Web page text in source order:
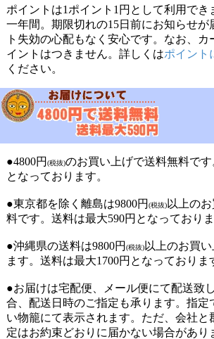
ポイントは1ポイント1円として利用でき
一年間。期限切れの15日前にお知らせが
ト失効の心配もなく安心です。なお、カ
イントはつきません。詳しくはポイント
ください。
●4800円 (税抜)のお買い上げで送料無料です
となっております。
●東京都を除く離島は9800円 (税抜)以上の
料です。送料は最大590円となっておりま
●沖縄県の送料は9800円 (税抜)以上のお買い
ます。送料は最大1700円となっておりま
●お届けは宅配便、メール便にて配送致
合、配送日時のご指定も承ります。指定
い物籠にて表示されます。ただ、会社と
定はお約束どおりに届かない場合があり